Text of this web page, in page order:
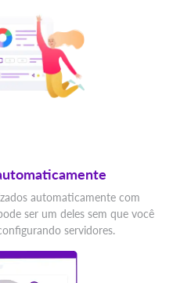
automaticamente com
ser um deles sem que você
servidores.